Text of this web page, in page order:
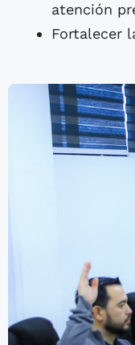
atención
Fortalecer